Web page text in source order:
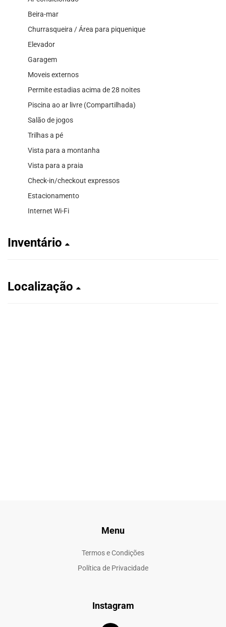
Beira-mar
Churrasqueira / Área para piquenique
Elevador
Garagem
Moveis externos
Permite estadias acima de 28 noites
Piscina ao ar livre (Compartilhada)
Salão de jogos
Trilhas a pé
Vista para a montanha
Vista para a praia
Check-in/checkout expressos
Estacionamento
Internet Wi-Fi
Inventário
Localização
Menu
Termos e Condições
Política de Privacidade
Instagram